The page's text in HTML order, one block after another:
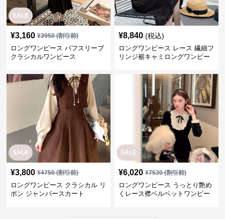
SALE
¥3,160 ¥3950(割引前)
ロングワンピース パフスリーブ
クラシカルワンピース
¥8,840 (税込)
ロングワンピース レース 繊細フ
リンジ裾キャミロングワンピー
SALE
¥3,800 ¥4750(割引前)
ロングワンピース クラシカル リ
ボン ジャンパースカート
SALE
¥6,020 ¥7530(割引前)
ロングワンピース うっとり艶め
くレース襟ベルベットワンピー